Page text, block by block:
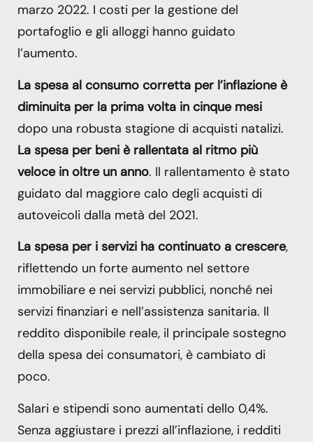
marzo 2022. I costi per la gestione del
portafoglio e gli alloggi hanno guidato
l’aumento.
La spesa al consumo corretta per l’inflazione è
diminuita per la prima volta in cinque mesi
dopo una robusta stagione di acquisti natalizi.
La spesa per beni è rallentata al ritmo più
veloce in oltre un anno. Il rallentamento è stato
guidato dal maggiore calo degli acquisti di
autoveicoli dalla metà del 2021.
La spesa per i servizi ha continuato a crescere,
riflettendo un forte aumento nel settore
immobiliare e nei servizi pubblici, nonché nei
servizi finanziari e nell’assistenza sanitaria. Il
reddito disponibile reale, il principale sostegno
della spesa dei consumatori, è cambiato di
poco.
Salari e stipendi sono aumentati dello 0,4%.
Senza aggiustare i prezzi all’inflazione, i redditi